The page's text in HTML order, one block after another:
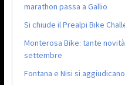
marathon passa a Gallio
Si chiude il Prealpi Bike
Monterosa Bike: tante
settembre
Fontana e Nisi si